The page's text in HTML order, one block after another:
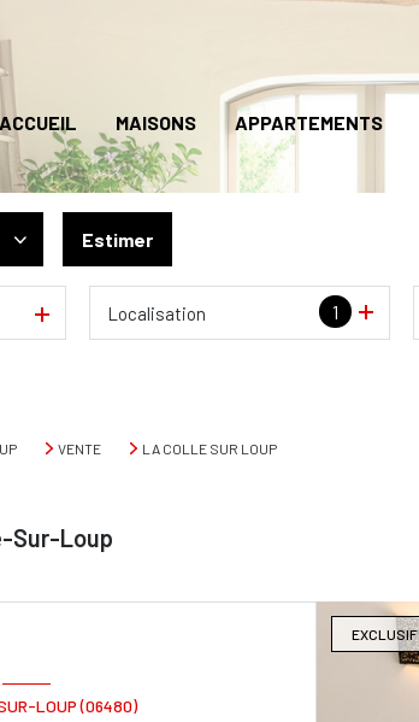
ACCUEIL MAISONS APPARTEMENTS
saisonnier
Estimer
1
Localisation
VENTE LA COLLE SUR LOUP
Sur-Loup
EXCLUSIF
LOUP (06480)